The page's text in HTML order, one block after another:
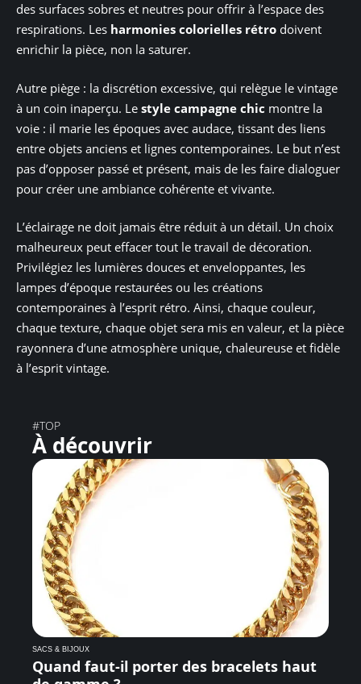
des surfaces sobres et neutres pour offrir à l’espace des
respirations. Les harmonies colorielles rétro doivent
enrichir la pièce, non la saturer.
Autre piège : la discrétion excessive, qui relègue le vintage
à un coin inaperçu. Le style campagne chic montre la
voie : il marie les époques avec audace, tissant des liens
entre objets anciens et lignes contemporaines. Le but n’est
pas d’opposer passé et présent, mais de les faire dialoguer
pour créer une ambiance cohérente et vivante.
L’éclairage ne doit jamais être réduit à un détail. Un choix
malheureux peut effacer tout le travail de décoration.
Privilégiez les lumières douces et enveloppantes, les
lampes d’époque restaurées ou les créations
contemporaines à l’esprit rétro. Ainsi, chaque couleur,
chaque texture, chaque objet sera mis en valeur, et la pièce
rayonnera d’une atmosphère unique, chaleureuse et fidèle
à l’esprit vintage.
#TOP
À découvrir
SACS & BIJOUX
Quand faut-il porter des bracelets haut